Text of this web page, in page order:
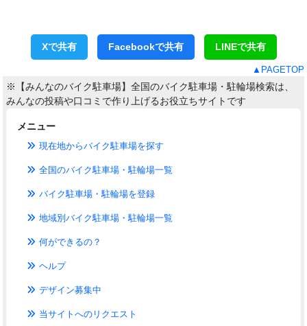
Xで共有 Facebookで共有 LINEで共有
▲PAGETOP
※【みんなのバイク駐車場】全国のバイク駐車場・駐輪場検索は、
みんなの投稿や口コミで作り上げるお役立ちサイトです
メニュー
現在地からバイク駐車場を探す
全国のバイク駐車場・駐輪場一覧
バイク駐車場・駐輪場を登録
地域別バイク駐車場・駐輪場一覧
何ができるの？
ヘルプ
デザイン募集中
当サイトへのリクエスト